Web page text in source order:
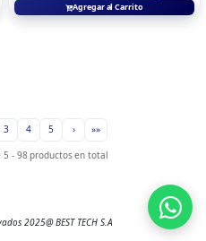
Agregar al Carrito
3 4 5 › »»
- 98 productos en total
2025@ BEST TECH S.A